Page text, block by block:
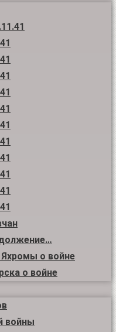
о войне
о войне
войны